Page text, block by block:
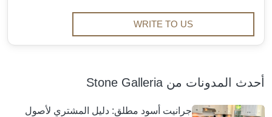
WRITE TO US
أحدث المدونات من Stone Galleria
جرانيت أسود مطلق: دليل المشتري لأصول